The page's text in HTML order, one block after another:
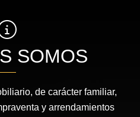
SOMOS
de carácter familiar,
y arrendamientos